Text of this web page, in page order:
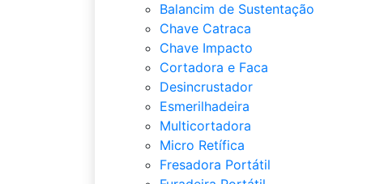
Balancim de Sustentação
Chave Catraca
Chave Impacto
Cortadora e Faca
Desincrustador
Esmerilhadeira
Multicortadora
Micro Retífica
Fresadora Portátil